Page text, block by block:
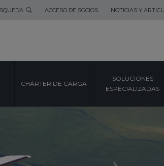
ACCESO DE SOCIOS NOTICIAS Y
CHÁRTER DE CARGA
SOLUCIONES
ESPECIALIZADAS